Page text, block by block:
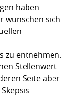
haben
wünschen sich
zu entnehmen.
Stellenwert
Seite aber